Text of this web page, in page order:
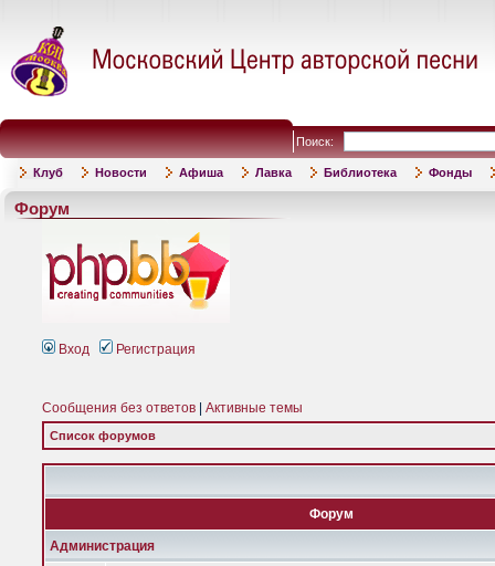
Поиск:
Клуб Новости Афиша Лавка Библиотека Фонды
Форум
Вход Регистрация
Сообщения без ответов Активные темы
Список форумов
Форум
Администрация